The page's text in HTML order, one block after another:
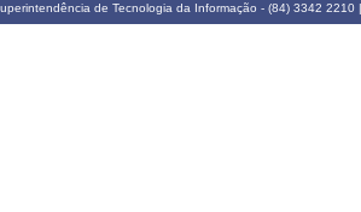
de Tecnologia da Informação - (84) 3342